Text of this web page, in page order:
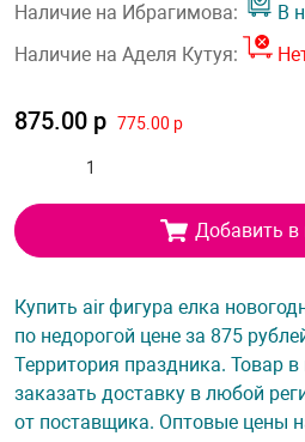
Наличие на Ибрагимова:
В
Наличие на Аделя Кутуя:
875.00 р 775.00 р
Добавить в
Купить air фигура елка
по недорогой цене за 875
Территория праздника. Товар
заказать доставку в любой
от поставщика. Оптовые цены